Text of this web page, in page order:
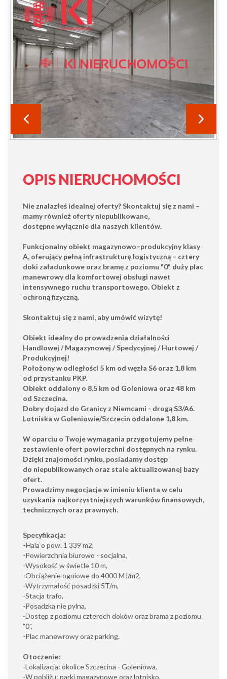
OPIS NIERUCHOMOŚCI
Nie znalazłeś idealnej oferty?Skontaktuj się z nami –
mamy również ofertyniepublikowane,
dostępnewyłącznie dla naszych klientów.
Funkcjonalny obiekt magazynowo–produkcyjny klasy
A, oferujący pełną infrastrukturę logistyczną – cztery
doki załadunkowe oraz bramę z poziomu "0" duży plac
manewrowy dla komfortowej obsługi nawet
intensywnego ruchu transportowego. Obiekt z
ochroną fizyczną.
Skontaktuj się z nami, aby umówić wizytę!
Obiekt idealny do prowadzenia działalności
Handlowej / Magazynowej / Spedycyjnej / Hurtowej /
Produkcyjnej!
Położony w odległości 5 km od węzła S6 oraz 1,8 km
od przystanku PKP.
Obiekt oddalony o 8,5 km od Goleniowa oraz 48 km
od Szczecina.
Dobry dojazd do Granicy z Niemcami - drogą S3/A6.
Lotniska w Goleniowie/Szczecin oddalone 1,8 km.
W oparciu o Twoje wymagania przygotujemypełne
zestawienie ofert powierzchni dostępnych na rynku.
Dzięki znajomości rynku, posiadamy dostęp
do niepublikowanych oraz stale aktualizowanej bazy
ofert.
Prowadzimy negocjacje w imieniu klienta w celu
uzyskania najkorzystniejszych warunków finansowych,
technicznych oraz prawnych.
Specyfikacja:
-Hala o pow. 1 339 m2,
-Powierzchnia biurowo - socjalna,
-Wysokość w świetle 10 m,
-Obciążenie ogniowe do 4000 MJ/m2,
-Wytrzymałość posadzki 5T/m,
-Stacja trafo,
-Posadzka nie pylna,
-Dostęp z poziomu czterech doków oraz brama z poziomu
"0",
-Plac manewrowy oraz parking.
Otoczenie:
-Lokalizacja: okolice Szczecina - Goleniowa,
-W pobliżu: parki magazynowe oraz lotnisko,